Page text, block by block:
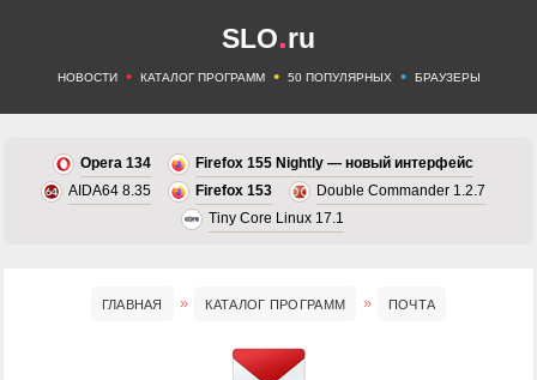
SLO.ru
НОВОСТИ • КАТАЛОГ ПРОГРАММ • 50 ПОПУЛЯРНЫХ • БРАУЗЕРЫ
Opera 134
Firefox 155 Nightly — новый интерфейс
AIDA64 8.35
Firefox 153
Double Commander 1.2.7
Tiny Core Linux 17.1
ГЛАВНАЯ КАТАЛОГ ПРОГРАММ ПОЧТА